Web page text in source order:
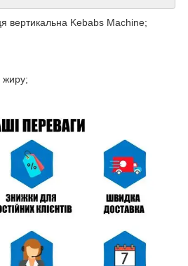
вертикальна Kebabs Machine;
жиру;